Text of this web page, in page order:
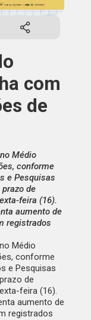
com
de
Médio
conforme
e Pesquisas
de
feira (16).
aumento de
registrados
Médio
conforme
e Pesquisas
de
feira (16).
aumento de
registrados